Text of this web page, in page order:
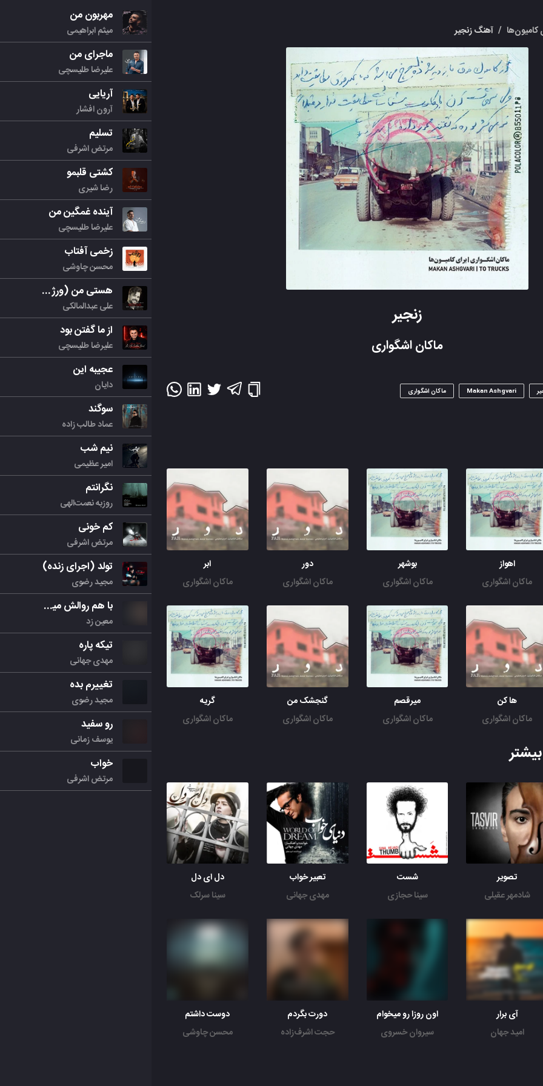
کامیون‌ها / آهنگ زنجیر
زنجیر
ماکان اشگواری
Makan Ashgvari ماکان اشگواری
اهواز
ماکان اشگواری
بوشهر
ماکان اشگواری
دور
ماکان اشگواری
ابر
ماکان اشگواری
ها کن
ماکان اشگواری
میرقصم
ماکان اشگواری
گنجشک من
ماکان اشگواری
گریه
ماکان اشگواری
تصویر
شادمهر عقیلی
شست
سینا حجازی
تعبیر خواب
مهدی جهانی
دل ای دل
سینا سرلک
آی برار
امید جهان
اون روزا رو میخوام
سیروان خسروی
دورت بگردم
حجت اشرف‌زاده
دوست داشتم
محسن چاوشی
مهربون من
میثم ابراهیمی
ماجرای من
علیرضا طلیسچی
آریایی
آرون افشار
تسلیم
مرتض اشرفی
کشتی قلبمو
رضا شیری
آینده غمگین من
علیرضا طلیسچی
زخمی آفتاب
محسن چاوشی
هستی من (ورژن جدید)
علی عبدالمالکی
از ما گفتن بود
علیرضا طلیسچی
عجیبه این
دایان
سوگند
عماد طالب زاده
نیم شب
امیر عظیمی
نگرانتم
روزبه نعمت‌الهی
کم خونی
مرتض اشرفی
تولد (اجرای زنده)
مجید رضوی
با هم روالش میکنیم
معین زد
تیکه پاره
مهدی جهانی
تغییرم بده
مجید رضوی
رو سفید
یوسف زمانی
خواب
مرتض اشرفی